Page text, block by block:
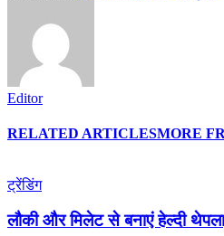
Editor
RELATED ARTICLESMORE
ट्रेंडिंग
लौकी और मिलेट से बनाएं हेल्दी